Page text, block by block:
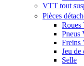
VTT tout
Pièces
Pneus
Freins
Jeu de
Selle